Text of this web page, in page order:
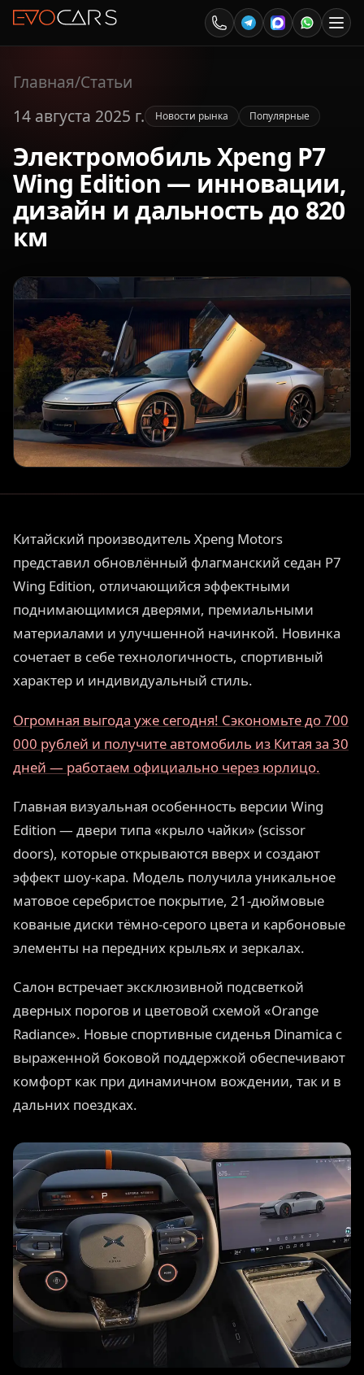
Главная/Статьи
14 августа 2025 г.
Новости рынка Популярные
Электромобиль Xpeng P7
Wing Edition — инновации,
дизайн и дальность до 820
км
Китайский производитель Xpeng Motors
представил обновлённый флагманский седан P7
Wing Edition, отличающийся эффектными
поднимающимися дверями, премиальными
материалами и улучшенной начинкой. Новинка
сочетает в себе технологичность, спортивный
характер и индивидуальный стиль.
Огромная выгода уже сегодня! Сэкономьте до 700
000 рублей и получите автомобиль из Китая за 30
дней — работаем официально через юрлицо.
Главная визуальная особенность версии Wing
Edition — двери типа «крыло чайки» (scissor
doors), которые открываются вверх и создают
эффект шоу-кара. Модель получила уникальное
матовое серебристое покрытие, 21-дюймовые
кованые диски тёмно-серого цвета и карбоновые
элементы на передних крыльях и зеркалах.
Салон встречает эксклюзивной подсветкой
дверных порогов и цветовой схемой «Orange
Radiance». Новые спортивные сиденья Dinamica с
выраженной боковой поддержкой обеспечивают
комфорт как при динамичном вождении, так и в
дальних поездках.